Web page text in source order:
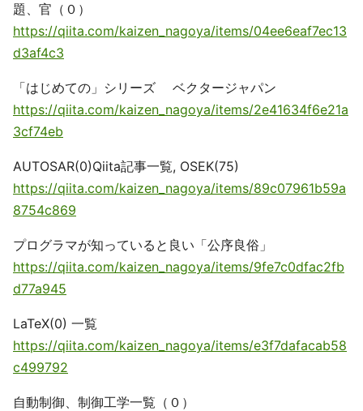
題、官（０）
https://qiita.com/kaizen_nagoya/items/04ee6eaf7ec13
d3af4c3
「はじめての」シリーズ ベクタージャパン
https://qiita.com/kaizen_nagoya/items/2e41634f6e21a
3cf74eb
AUTOSAR(0)Qiita記事一覧, OSEK(75)
https://qiita.com/kaizen_nagoya/items/89c07961b59a
8754c869
プログラマが知っていると良い「公序良俗」
https://qiita.com/kaizen_nagoya/items/9fe7c0dfac2fb
d77a945
LaTeX(0) 一覧
https://qiita.com/kaizen_nagoya/items/e3f7dafacab58
c499792
自動制御、制御工学一覧（０）